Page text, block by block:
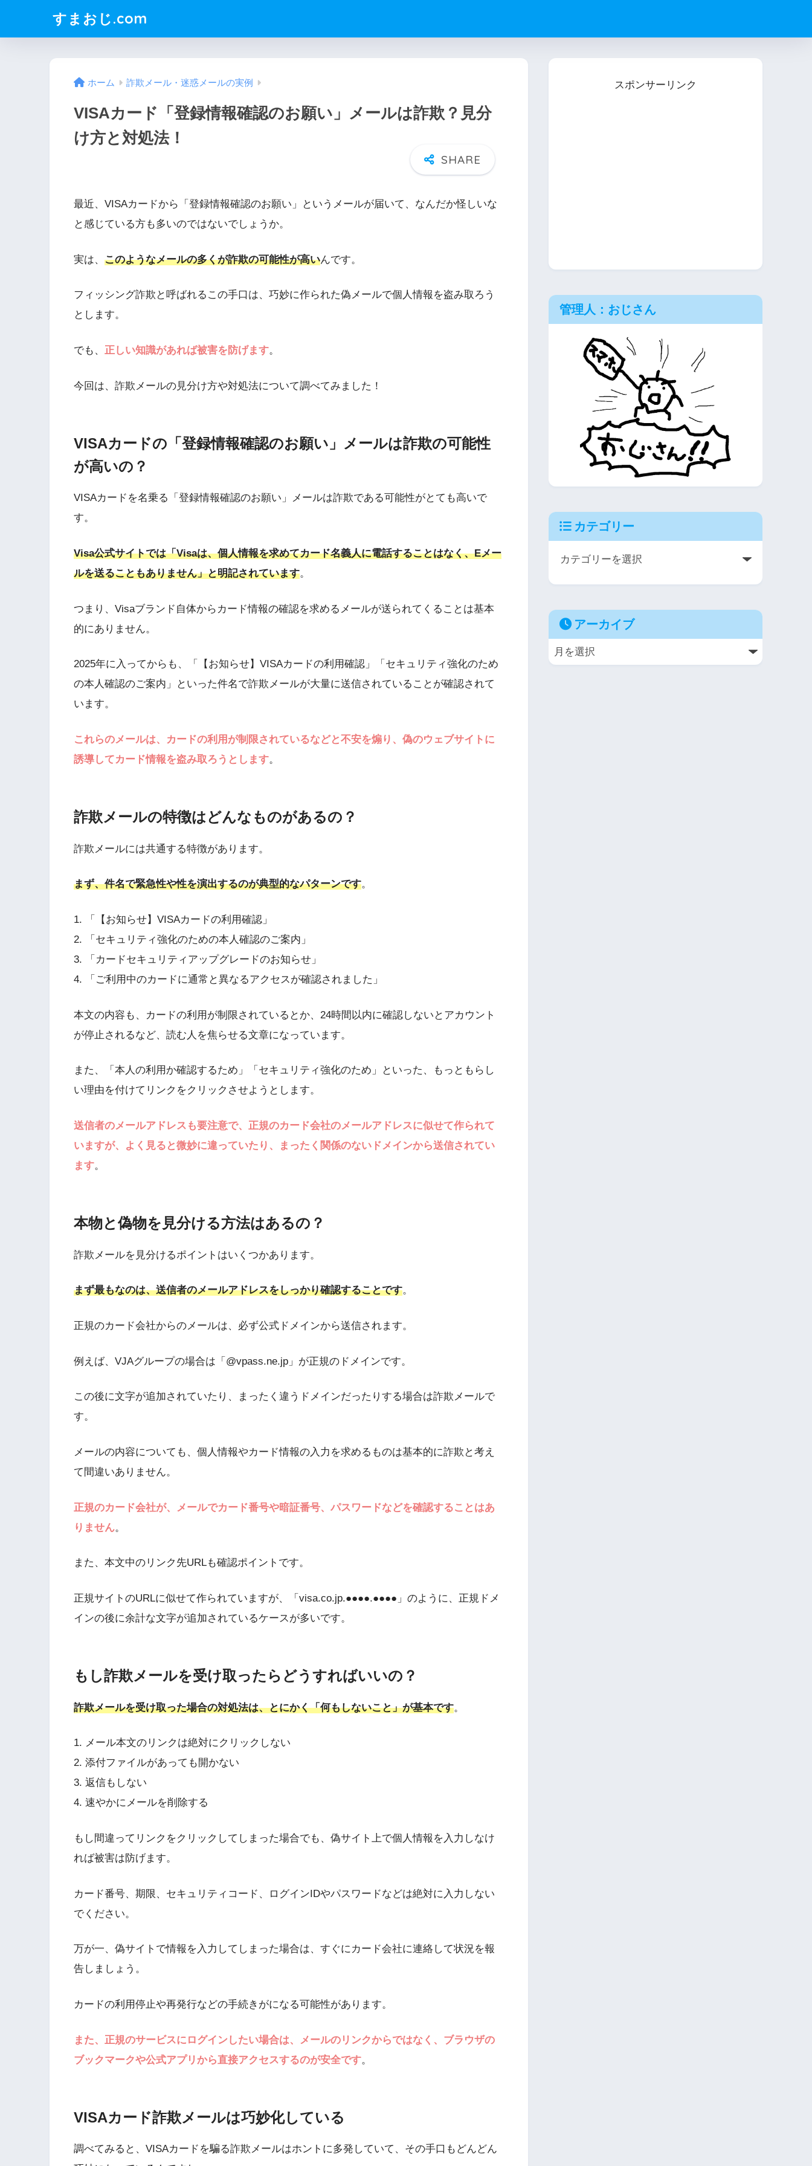
すまおじ.com
ホーム 詐欺メール・迷惑メールの実例
VISAカード「登録情報確認のお願い」メールは詐欺？見分
け方と対処法！
最近、VISAカードから「登録情報確認のお願い」というメールが届いて、なんだか怪しいな
と感じている方も多いのではないでしょうか。
実は、 このようなメールの多くが詐欺の可能性が高いんです。
フィッシング詐欺と呼ばれるこの手口は、巧妙に作られた偽メールで個人情報を盗み取ろう
とします。
でも、 正しい知識があれば被害を防げます。
今回は、詐欺メールの見分け方や対処法について調べてみました！
VISAカードの「登録情報確認のお願い」メールは詐欺の可能性
が高いの？
VISAカードを名乗る「登録情報確認のお願い」メールは詐欺である可能性がとても高いで
す。
Visa公式サイトでは「Visaは、個人情報を求めてカード名義人に電話することはなく、Eメー
ルを送ることもありません」と明記されています。
つまり、Visaブランド自体からカード情報の確認を求めるメールが送られてくることは基本
的にありません。
2025年に入ってからも、「【お知らせ】VISAカードの利用確認」「セキュリティ強化のため
の本人確認のご案内」といった件名で詐欺メールが大量に送信されていることが確認されて
います。
これらのメールは、カードの利用が制限されているなどと不安を煽り、偽のウェブサイトに
誘導してカード情報を盗み取ろうとします。
詐欺メールの特徴はどんなものがあるの？
詐欺メールには共通する特徴があります。
まず、件名で緊急性や性を演出するのが典型的なパターンです。
1. 「【お知らせ】VISAカードの利用確認」
2. 「セキュリティ強化のための本人確認のご案内」
3. 「カードセキュリティアップグレードのお知らせ」
4. 「ご利用中のカードに通常と異なるアクセスが確認されました」
本文の内容も、カードの利用が制限されているとか、24時間以内に確認しないとアカウント
が停止されるなど、読む人を焦らせる文章になっています。
また、「本人の利用か確認するため」「セキュリティ強化のため」といった、もっともらし
い理由を付けてリンクをクリックさせようとします。
送信者のメールアドレスも要注意で、正規のカード会社のメールアドレスに似せて作られて
いますが、よく見ると微妙に違っていたり、まったく関係のないドメインから送信されてい
ます。
本物と偽物を見分ける方法はあるの？
詐欺メールを見分けるポイントはいくつかあります。
まず最もなのは、送信者のメールアドレスをしっかり確認することです。
正規のカード会社からのメールは、必ず公式ドメインから送信されます。
例えば、VJAグループの場合は「@vpass.ne.jp」が正規のドメインです。
この後に文字が追加されていたり、まったく違うドメインだったりする場合は詐欺メールで
す。
メールの内容についても、個人情報やカード情報の入力を求めるものは基本的に詐欺と考え
て間違いありません。
正規のカード会社が、メールでカード番号や暗証番号、パスワードなどを確認することはあ
りません。
また、本文中のリンク先URLも確認ポイントです。
正規サイトのURLに似せて作られていますが、「visa.co.jp.●●●●.●●●●」のように、正規ドメ
インの後に余計な文字が追加されているケースが多いです。
もし詐欺メールを受け取ったらどうすればいいの？
詐欺メールを受け取った場合の対処法は、とにかく「何もしないこと」が基本です。
1. メール本文のリンクは絶対にクリックしない
2. 添付ファイルがあっても開かない
3. 返信もしない
4. 速やかにメールを削除する
もし間違ってリンクをクリックしてしまった場合でも、偽サイト上で個人情報を入力しなけ
れば被害は防げます。
カード番号、期限、セキュリティコード、ログインIDやパスワードなどは絶対に入力しない
でください。
万が一、偽サイトで情報を入力してしまった場合は、すぐにカード会社に連絡して状況を報
告しましょう。
カードの利用停止や再発行などの手続きがになる可能性があります。
また、正規のサービスにログインしたい場合は、メールのリンクからではなく、ブラウザの
ブックマークや公式アプリから直接アクセスするのが安全です。
VISAカード詐欺メールは巧妙化している
調べてみると、VISAカードを騙る詐欺メールはホントに多発していて、その手口もどんどん
スポンサーリンク
管理人：おじさん
カテゴリー
アーカイブ